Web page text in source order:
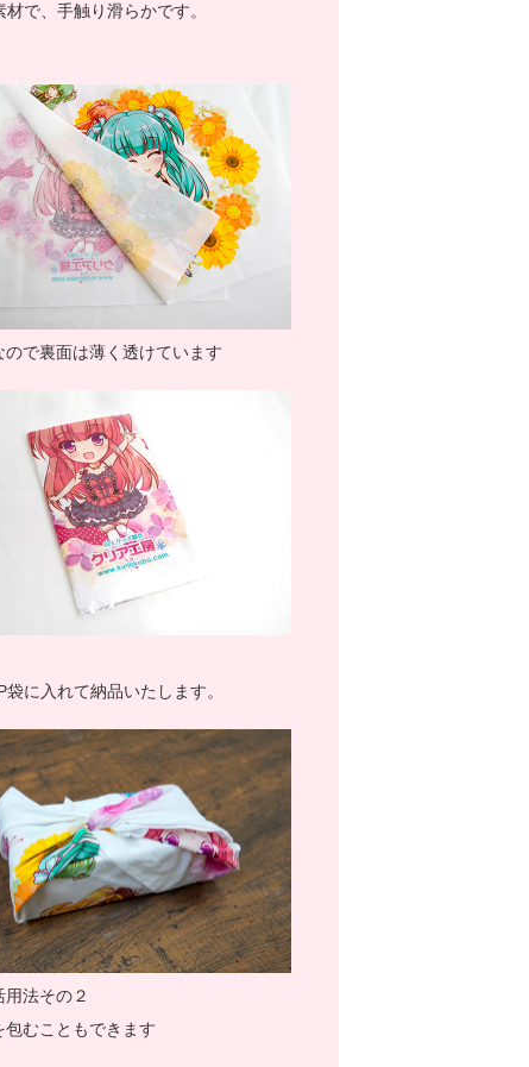
で、手触り滑らかです。
ので裏面は薄く透けています
袋に入れて納品いたします。
法その２
包むこともできます